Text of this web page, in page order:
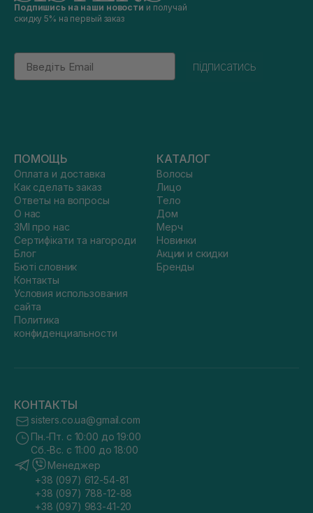
Подпишись на наши новости и получай
скидку 5% на первый заказ
Email
підписатись
ПОМОЩЬ
Оплата и доставка
Как сделать заказ
Ответы на вопросы
О нас
ЗМІ про нас
Сертифікати та нагороди
Блог
Бюті словник
Контакты
Условия использования
сайта
Политика
конфиденциальности
КАТАЛОГ
Волосы
Лицо
Тело
Дом
Мерч
Новинки
Акции и скидки
Бренды
КОНТАКТЫ
sisters.co.ua@gmail.com
Пн.-Пт. с 10:00 до 19:00
Сб.-Вс. с 11:00 до 18:00
Менеджер
+38 (097) 612-54-81
+38 (097) 788-12-88
+38 (097) 983-41-20